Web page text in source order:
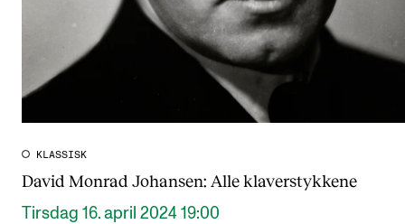
KLASSISK
David Monrad Johansen: Alle klaverstykkene
Tirsdag 16. april 2024 19:00